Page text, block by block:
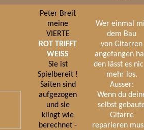
Peter Breit
meine
VIERTE
ROT TRIFFT
WEISS
Sie ist
Spielbereit !
Saiten sind
aufgezogen
und sie
klingt wie
berechnet -
Wer einmal
dem Bau
von Gitarren
angefangen
den lässt es
mehr los.
Ausser:
Wenn du
selbst
Gitarre
reparieren